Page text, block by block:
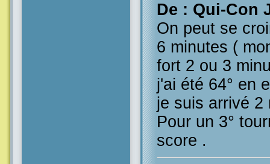
De : Qui-Con
On peut se
6 minutes (
fort 2 ou 3
j'ai été 64° en
je suis arrivé 2
Pour un 3°
score .